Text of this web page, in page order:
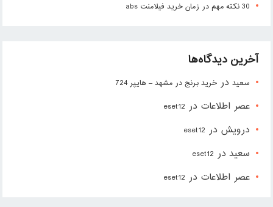
30 نکته مهم در زمان خرید فیلامنت abs
آخرین دیدگاه‌ها
سعید درخرید برنج در مشهد – هایپر 724
عصر اطلاعات در eset12
درویش در eset12
سعید در eset12
عصر اطلاعات در eset12